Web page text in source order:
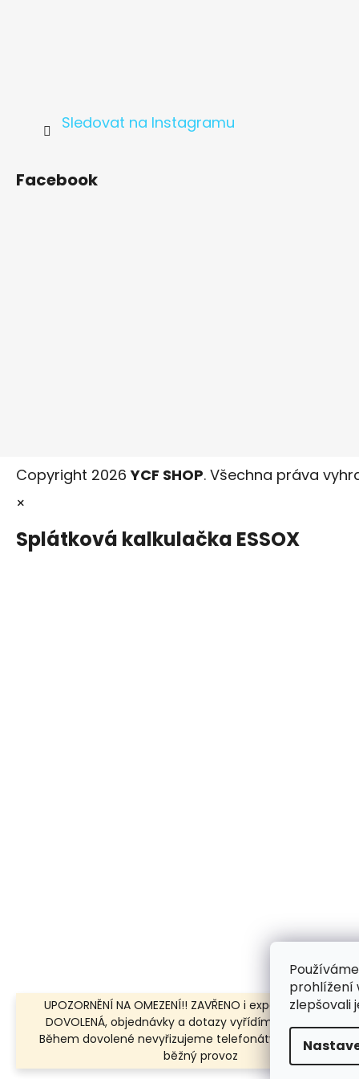
prohlížení
zlepšovali
UPOZORNĚNÍ NA OMEZENÍ!! ZAVŘENO i expedice | 31.7.-8.8.
DOVOLENÁ, objednávky a dotazy vyřídíme po dovolené.
Během dovolené nevyřizujeme telefonáty!!! | Ostatní dny
běžný provoz
Sledovat na Instagramu
Facebook
Copyright 2026YCF SHOP. Všechna práva
×
Splátková kalkulačka ESSOX